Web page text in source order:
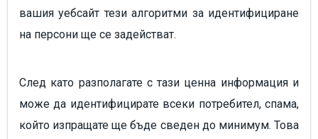
вашия уебсайт тези алгоритми за идентифициране
на персони ще се задействат.
След като разполагате с тази ценна информация и
може да идентифицирате всеки потребител, спама,
който изпращате ще бъде сведен до минимум. Това